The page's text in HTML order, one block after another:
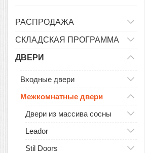
РАСПРОДАЖА
СКЛАДСКАЯ ПРОГРАММА
ДВЕРИ
Входные двери
Межкомнатные двери
Двери из массива сосны
Leador
Stil Doors